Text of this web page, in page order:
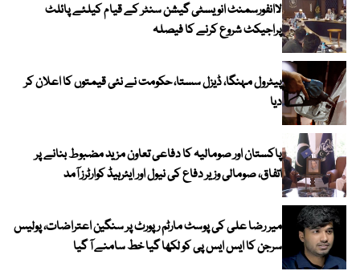
لاانفورسمنٹ انویسٹی گیشن سنٹر کے قیام کیلئے پائلٹ
پراجیکٹ شروع کرنے کا فیصلہ
پیٹرول مہنگا، ڈیزل سستا، حکومت نے نئی قیمتوں کا اعلان کر
دیا
پاکستان اور صومالیہ کا دفاعی تعاون مزید مضبوط بنانے پر
اتفاق، صومالی وزیر دفاع کی نیول اور ایئرہیڈ کوارٹرز آمد
میر رضا علی کی پوسٹ مارٹم رپورٹ پر سنگین اعتراضات، پولیس
سرجن کا ایس ایس پی کو لکھا گیا خط سامنے آ گیا